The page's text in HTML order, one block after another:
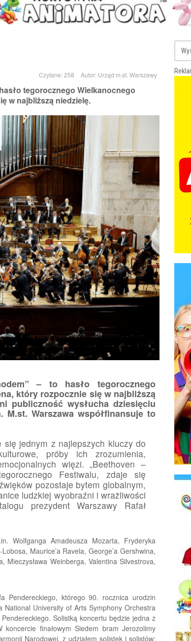
Czytane: 258 Autor: Urząd m.st. Warszawy
tegorocznego Wielkanocnego
w najbliższą niedzielę.
– to hasło tegorocznego
który rozpocznie się w najbliższą
publiczność wysłucha dziesięciu
Warszawa współfinansuje to
jednym z najlepszych kluczy do
próby ich zrozumienia,
więzi. „Beethoven –
Festiwalu, zdaje się
pozostaje bytem globalnym,
ludzkiej wyobraźni i wrażliwości
prezydent Warszawy Rafał
Wolfganga Amadeusza Mozarta, Fryderyka
Maurice’a Ravela, George’a Gershwina,
Mieczysława Weinberga, Valentina Silvestrova,
Pendereckiego, którego 90. rocznica urodzin
National University of Arts Symphony Orchestra
Solistką koncertu będzie jedna z
finałowym Siedem bram Jerozolimy
Narodowej, z udziałem solistek i solistów: